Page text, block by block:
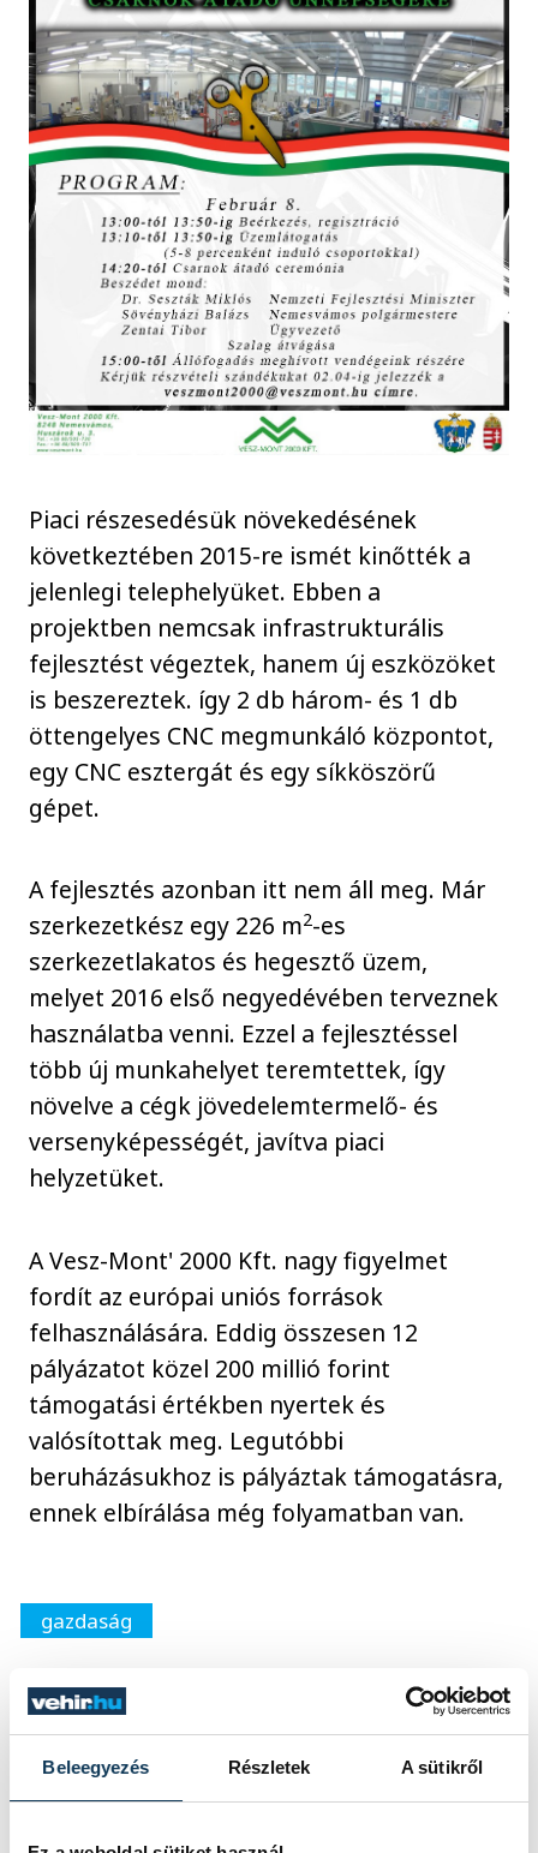
Beleegyezés Részletek A sütikről
Piaci részesedésük növekedésének
következtében 2015-re ismét kinőtték a
jelenlegi telephelyüket. Ebben a
projektben nemcsak infrastrukturális
fejlesztést végeztek, hanem új eszközöket
is beszereztek. így 2 db három- és 1 db
öttengelyes CNC megmunkáló központot,
egy CNC esztergát és egy síkköszörű
gépet.
A fejlesztés azonban itt nem áll meg. Már
szerkezetkész egy 226 m2-es
szerkezetlakatos és hegesztő üzem,
melyet 2016 első negyedévében terveznek
használatba venni. Ezzel a fejlesztéssel
több új munkahelyet teremtettek, így
növelve a cégk jövedelemtermelő- és
versenyképességét, javítva piaci
helyzetüket.
A Vesz-Mont' 2000 Kft. nagy figyelmet
fordít az európai uniós források
felhasználására. Eddig összesen 12
pályázatot közel 200 millió forint
támogatási értékben nyertek és
valósítottak meg. Legutóbbi
beruházásukhoz is pályáztak támogatásra,
ennek elbírálása még folyamatban van.
gazdaság